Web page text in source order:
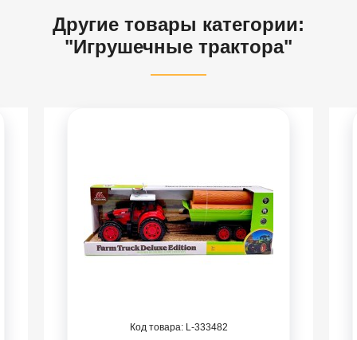
Другие товары категории:
"Игрушечные трактора"
333482